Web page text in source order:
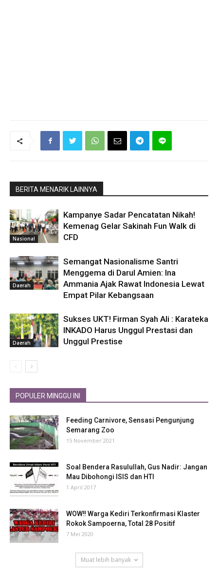
BERITA MENARIK LAINNYA
Nasional
Kampanye Sadar Pencatatan Nikah!
Kemenag Gelar Sakinah Fun Walk di
CFD
Daerah
Semangat Nasionalisme Santri
Menggema di Darul Amien: Ina
Ammania Ajak Rawat Indonesia Lewat
Empat Pilar Kebangsaan
Daerah
Sukses UKT! Firman Syah Ali : Karateka
INKADO Harus Unggul Prestasi dan
Unggul Prestise
POPULER MINGGU INI
Feeding Carnivore, Sensasi Pengunjung
Semarang Zoo
15 November 2021
Soal Bendera Rasulullah, Gus Nadir: Jangan
Mau Dibohongi ISIS dan HTI
1 April 2017
WOW‼ Warga Kediri Terkonfirmasi Klaster
Rokok Sampoerna, Total 28 Positif
7 Mei 2020
Muat lebih banyak